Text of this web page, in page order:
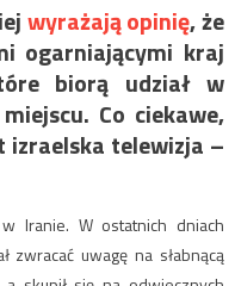
wyrażają opinię, że
ogarniającymi kraj
biorą udział w
Co ciekawe,
telewizja –
Iranie. W ostatnich dniach
zwracać uwagę na słabnącą